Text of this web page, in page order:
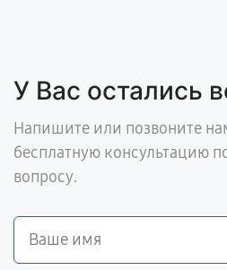
У Вас остались
Напишите или позвоните
бесплатную консультацию
вопросу.